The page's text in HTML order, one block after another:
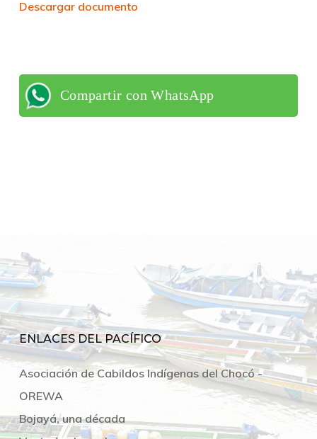
Descargar documento
Compartir con WhatsApp
ENLACES DEL PACÍFICO
Asociación de Cabildos Indígenas del Chocó -
OREWA
Bojayá, una década